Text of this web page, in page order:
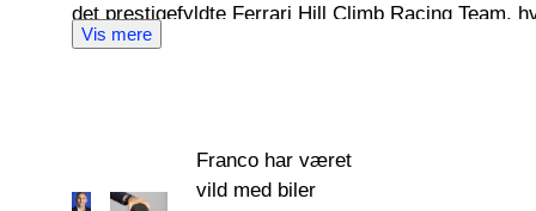
det prestigefyldte Ferrari Hill Climb Racing Team,
med anerkendte klassiske biler og superbiler i hele
certificeret medlem af Federperiti - det nationale
biler i Italien - såvel som Ruoteclassiche priskomité. Drevet af sin passion for
Vis mere
Franco har været
vild med biler